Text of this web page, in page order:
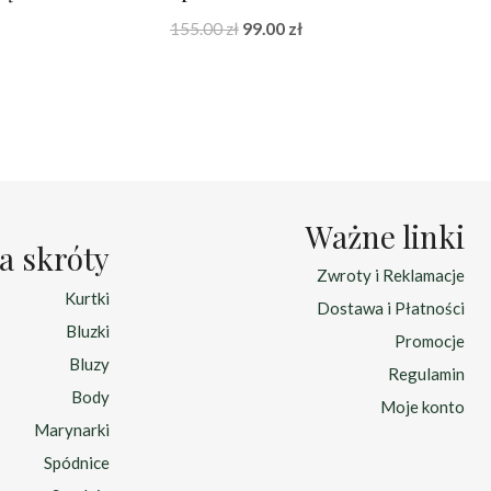
155.00zł Pierwotna
99.00 złAktualna
skróty
Kurtki
Bluzki
Bluzy
Body
Marynarki
Spódnice
Ważne linki
Zwroty i Reklamacje
Dostawa i Płatności
Promocje
Regulamin
Moje konto